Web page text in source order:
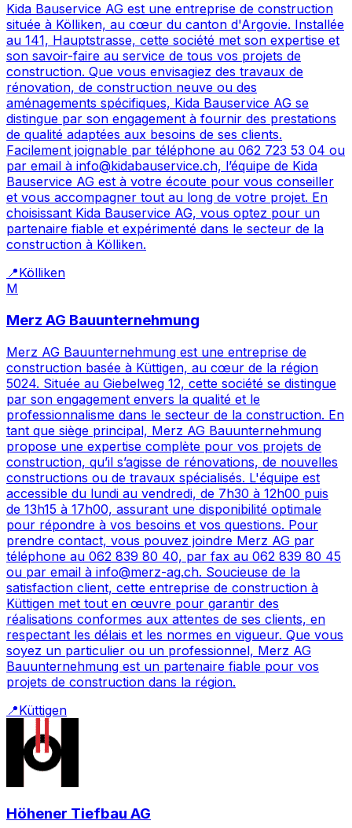
Kida Bauservice AG est une entreprise de construction
située à Kölliken, au cœur du canton d'Argovie. Installée
au 141, Hauptstrasse, cette société met son expertise et
son savoir-faire au service de tous vos projets de
construction. Que vous envisagiez des travaux de
rénovation, de construction neuve ou des
aménagements spécifiques, Kida Bauservice AG se
distingue par son engagement à fournir des prestations
de qualité adaptées aux besoins de ses clients.
Facilement joignable par téléphone au 062 723 53 04 ou
par email à info@kidabauservice.ch, l’équipe de Kida
Bauservice AG est à votre écoute pour vous conseiller
et vous accompagner tout au long de votre projet. En
choisissant Kida Bauservice AG, vous optez pour un
partenaire fiable et expérimenté dans le secteur de la
construction à Kölliken.
📍Kölliken
M
Merz AG Bauunternehmung
Merz AG Bauunternehmung est une entreprise de
construction basée à Küttigen, au cœur de la région
5024. Située au Giebelweg 12, cette société se distingue
par son engagement envers la qualité et le
professionnalisme dans le secteur de la construction. En
tant que siège principal, Merz AG Bauunternehmung
propose une expertise complète pour vos projets de
construction, qu’il s’agisse de rénovations, de nouvelles
constructions ou de travaux spécialisés. L'équipe est
accessible du lundi au vendredi, de 7h30 à 12h00 puis
de 13h15 à 17h00, assurant une disponibilité optimale
pour répondre à vos besoins et vos questions. Pour
prendre contact, vous pouvez joindre Merz AG par
téléphone au 062 839 80 40, par fax au 062 839 80 45
ou par email à info@merz-ag.ch. Soucieuse de la
satisfaction client, cette entreprise de construction à
Küttigen met tout en œuvre pour garantir des
réalisations conformes aux attentes de ses clients, en
respectant les délais et les normes en vigueur. Que vous
soyez un particulier ou un professionnel, Merz AG
Bauunternehmung est un partenaire fiable pour vos
projets de construction dans la région.
📍Küttigen
Höhener Tiefbau AG